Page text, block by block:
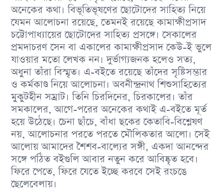
অনেকের কথা। বিভূতিভূষণের ছোটোদের সাহিত্য নিয়ে
যেমন আলোচনা রয়েছে, তেমনই রয়েছে কামাক্ষীপ্রসাদ
চট্টোপাধ্যায়ের ছোটোদের সাহিত্য প্রসঙ্গে। সেকালের
প্রমদাচরণ সেন বা একালের কামাক্ষীপ্রসাদ কেউ-ই ভুলে
যাওয়ার মতো লেখক নন। দুর্ভাগ্যজনক হলেও সত্য,
অধুনা তাঁরা বিস্মৃত। এ-বইতে রয়েছে তাঁদের সৃষ্টিসম্ভার
ও কর্মকাণ্ড নিয়ে আলোচনা। অবনীন্দ্রনাথ শিশুসাহিত্যের
মুকুটহীন সম্রাট। তিনি চিরদিনের, চিরকালের। তাঁর
সমকালের, আগে-পরের অনেকের কথাই এ-বইতে মূর্ত
হয়ে উঠেছে। চেনা ছাঁচে, বাঁধা ছকের কেতাবি-বিশ্লেষণ
নয়, আলোচনার পরতে পরতে মৌলিকতার আলো। সেই
আলোয় আমাদের শৈশব-বাল্যের সঙ্গী, একদা আনন্দের
সঙ্গে পঠিত বইগুলি আবার নতুন করে আবিষ্কৃত হবে।
ফিরে পেতে, ফিরে যেতে ইচ্ছে করবে সেই রংচঙে
ছেলেবেলায়।